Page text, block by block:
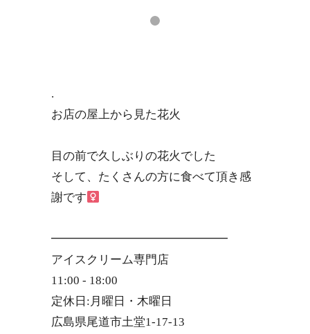
.
お店の屋上から見た花火
目の前で久しぶりの花火でした
そして、たくさんの方に食べて頂き感
謝です‍
━━━━━━━━━━━━━━━
アイスクリーム専門店
11:00 - 18:00
定休日:月曜日・木曜日
広島県尾道市土堂1-17-13